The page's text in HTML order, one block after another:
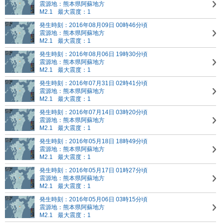
震源地：熊本県阿蘇地方
M2.1
最大震度：1
発生時刻：2016年08月09日 00時46分頃
震源地：熊本県阿蘇地方
M2.1
最大震度：1
発生時刻：2016年08月06日 19時30分頃
震源地：熊本県阿蘇地方
M2.1
最大震度：1
発生時刻：2016年07月31日 02時41分頃
震源地：熊本県阿蘇地方
M2.1
最大震度：1
発生時刻：2016年07月14日 03時20分頃
震源地：熊本県阿蘇地方
M2.1
最大震度：1
発生時刻：2016年05月18日 18時49分頃
震源地：熊本県阿蘇地方
M2.1
最大震度：1
発生時刻：2016年05月17日 01時27分頃
震源地：熊本県阿蘇地方
M2.1
最大震度：1
発生時刻：2016年05月06日 03時15分頃
震源地：熊本県阿蘇地方
M2.1
最大震度：1